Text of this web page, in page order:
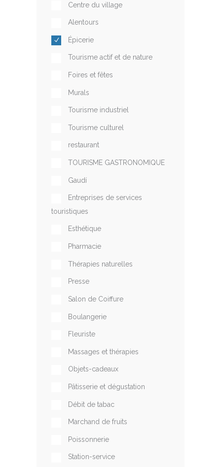
Centre du village
Alentours
Épicerie
Tourisme actif et de nature
Foires et fêtes
Murals
Tourisme industriel
Tourisme culturel
restaurant
TOURISME GASTRONOMIQUE
Gaudí
Entreprises de services
touristiques
Esthétique
Pharmacie
Thérapies naturelles
Presse
Salon de Coiffure
Boulangerie
Fleuriste
Massages et thérapies
Objets-cadeaux
Pâtisserie et dégustation
Débit de tabac
Marchand de fruits
Poissonnerie
Station-service